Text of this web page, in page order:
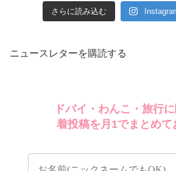
さらに読み込む
ニュースレターを購読する
ドバイ・わんこ・旅行
着投稿を月1でまとめて